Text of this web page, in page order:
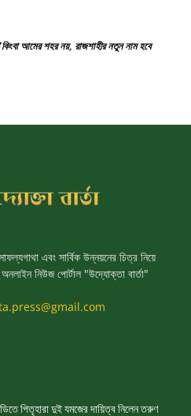
এবং সার্বিক উন্নয়নের চিত্র নিয়ে
নিউজ পোর্টাল "উদ্যোক্তা বার্তা"
পিতৃহারা দুই যমজের দায়িত্ব নিলেন তরুণ